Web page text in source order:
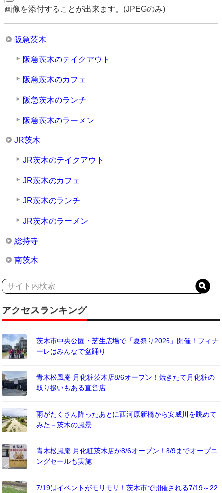
画像を添付することが出来ます。(JPEGのみ)
阪急茨木
阪急茨木のテイクアウト
阪急茨木のカフェ
阪急茨木のランチ
阪急茨木のラーメン
JR茨木
JR茨木のテイクアウト
JR茨木のカフェ
JR茨木のランチ
JR茨木のラーメン
総持寺
南茨木
アクセスランキング
茨木市中央公園・芝生広場で「夏祭り2026」開催！フィナ
ーレはみんなで盆踊り
青木松風庵 月化粧茨木店8/6オープン！焼きたて月化粧の
取り扱いもある直営店
雨がたくさん降ったあとに西河原新橋から安威川を眺めて
みた－茨木の風景
青木松風庵 月化粧茨木店が8/6オープン！8/9までオープニ
ングセールも実施
7/19はイベントがモリモリ！茨木市で開催される7/19～22